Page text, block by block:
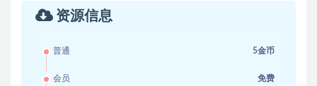
资源信息
普通 5金币
会员 免费